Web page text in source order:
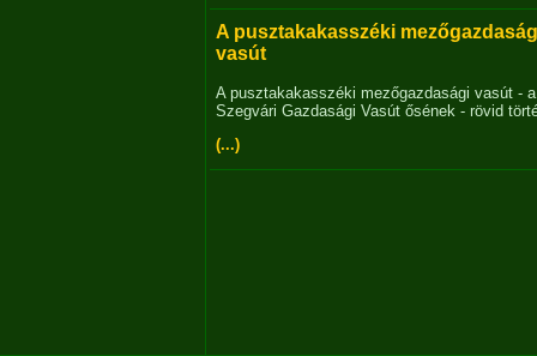
A pusztakakasszéki
vasút
A pusztakakasszéki mezőgazdasági vasút - a
Szegvári Gazdasági Vasút ősének - rövid
(...)